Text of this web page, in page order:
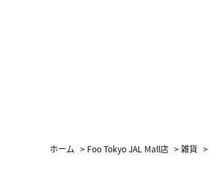
ホーム > Foo Tokyo JAL Mall店 >雑貨 >